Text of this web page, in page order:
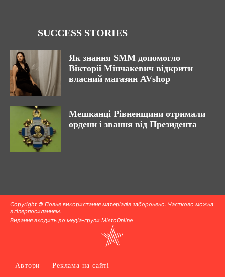
SUCCESS STORIES
Як знання SMM допомогло
Вікторії Мінчакевич відкрити
власний магазин AVshop
Мешканці Рівненщини отримали
ордени і звання від Президента
Copyright © Повне використання матеріалів заборонено. Частково можна
з гіперпосиланням.
Видання входить до медіа-групи MistoOnline
Автори Реклама на сайті